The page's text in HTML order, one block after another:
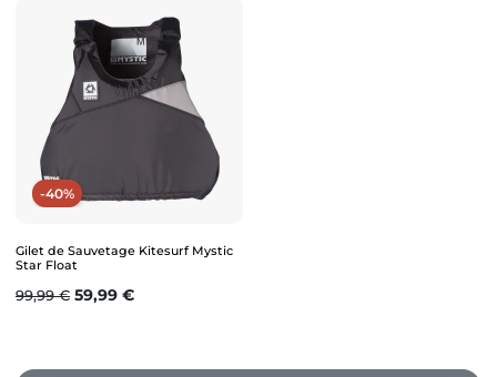
-40%
Gilet de Sauvetage Kitesurf Mystic
Star Float
Prix de base
99,99 € Prix
59,99 €